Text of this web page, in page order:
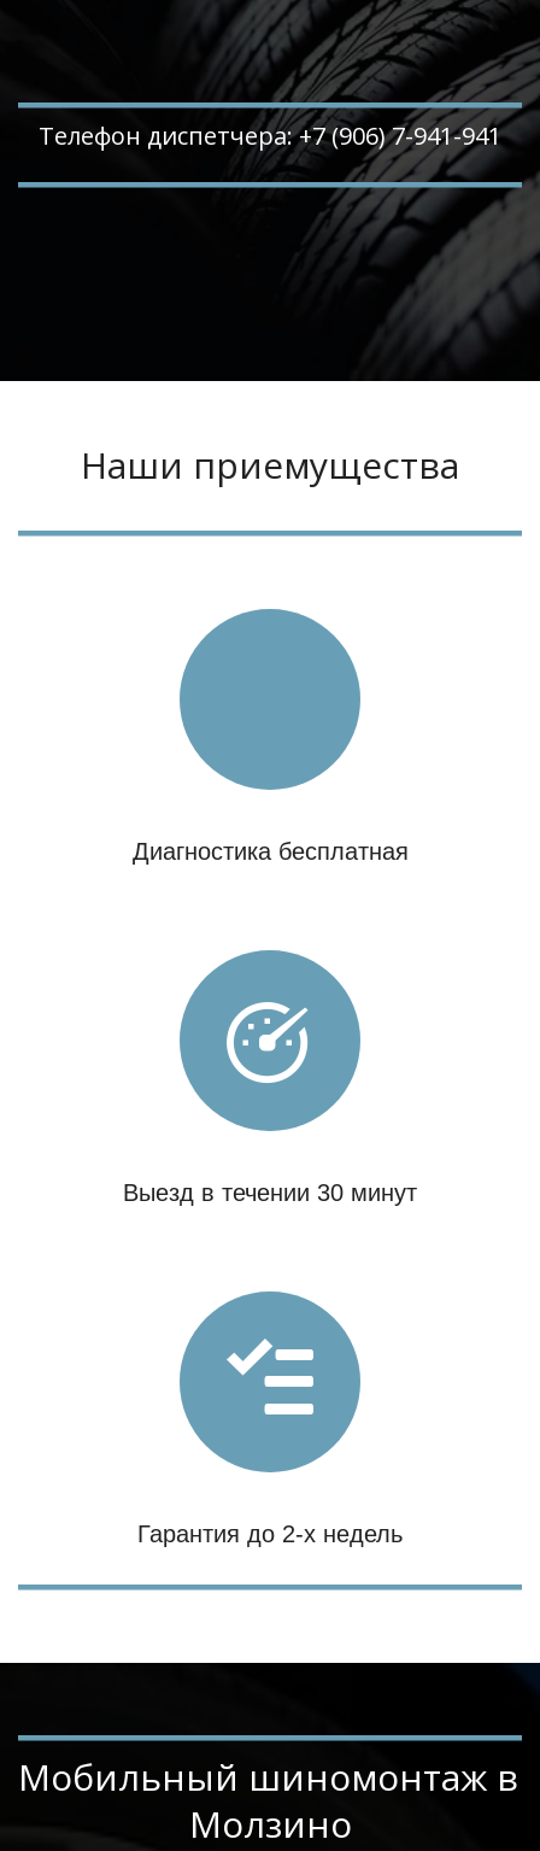
Телефон диспетчера: +7 (906) 7-941-941
Наши приемущества
Диагностика бесплатная
Выезд в течении 30 минут
Гарантия до 2-х недель
Мобильный шиномонтаж в
Молзино